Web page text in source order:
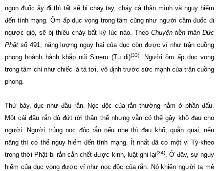
ngọn đuốc ấy đi thì tất sẽ bị cháy tay, cháy cả thân mình và nguy hiểm
đến tính mạng. Ôm ấp dục vọng trong tâm cũng như người cầm đuốc đi
ngược gió, sẽ bị thiêu cháy bất kỳ lúc nào. Theo Chuyện tiền thân Đức
Phật số 491, năng lượng nguy hại của dục còn được ví như trận cuồng
phong hoành hành khắp núi Sineru (Tu di)(33). Người ôm ấp dục vọng
trong tâm chỉ như chiếc lá tả tơi, vô định trước sức mạnh của trận cuồng
phong.
Thứ bảy, dục như đầu rắn. Nọc độc của rắn thường nằm ở phần đấu.
Một cái đầu rắn dù đứt rời thân thể nhưng vẫn có thể gây khổ đau cho
người. Người trúng nọc độc rắn nếu nhẹ thì đau khổ, quằn quại, nếu
nặng thì có thể nguy hiểm đến tính mạng. Ít nhất đã có một vị Tỳ-kheo
trong thời Phật bị rắn cắn chết được kinh, luật ghi lại(34). Ở đây, sự nguy
hiểm của dục vọng được ví như nọc độc của rắn. Nó khiến người ta mê